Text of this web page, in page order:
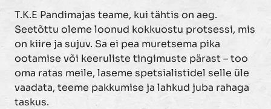
T.K.E Pandimajas teame, kui tähtis on aeg.
Seetõttu oleme loonud kokkuostu protsessi, mis
on kiire ja sujuv. Sa ei pea muretsema pika
ootamise või keeruliste tingimuste pärast – too
oma ratas meile, laseme spetsialistidel selle üle
vaadata, teeme pakkumise ja lahkud juba rahaga
taskus.